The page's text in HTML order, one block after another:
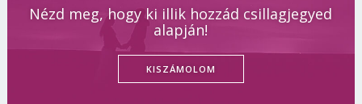
Nézd meg, hogy ki illik hozzád csillagjegyed
alapján!
KISZÁMOLOM